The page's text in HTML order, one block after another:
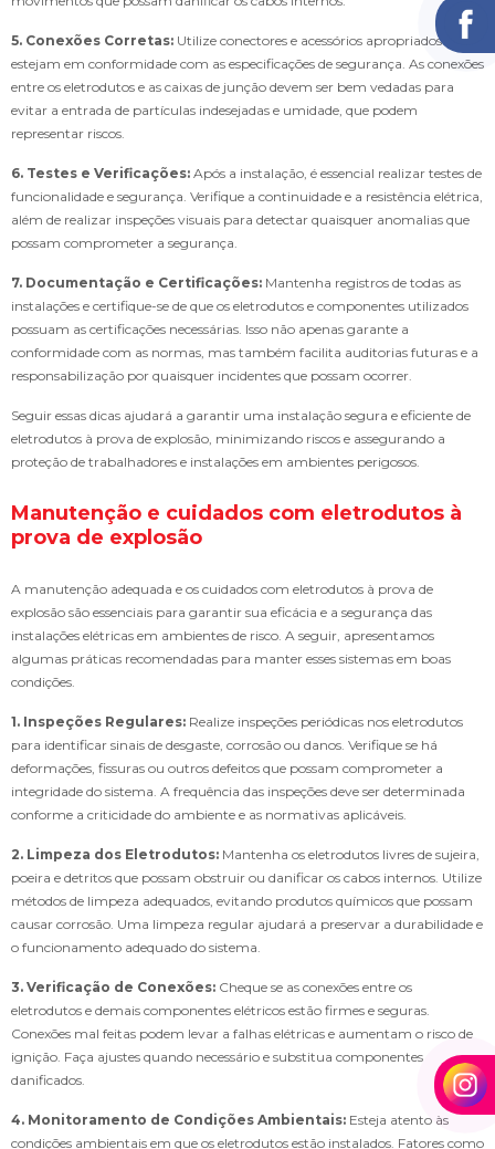
5. Conexões Corretas: Utilize conectores e acessórios apropriados que
estejam em conformidade com as especificações de segurança. As conexões
entre os eletrodutos e as caixas de junção devem ser bem vedadas para
evitar a entrada de partículas indesejadas e umidade, que podem
representar riscos.
6. Testes e Verificações: Após a instalação, é essencial realizar testes de
funcionalidade e segurança. Verifique a continuidade e a resistência elétrica,
além de realizar inspeções visuais para detectar quaisquer anomalias que
possam comprometer a segurança.
7. Documentação e Certificações: Mantenha registros de todas as
instalações e certifique-se de que os eletrodutos e componentes utilizados
possuam as certificações necessárias. Isso não apenas garante a
conformidade com as normas, mas também facilita auditorias futuras e a
responsabilização por quaisquer incidentes que possam ocorrer.
Seguir essas dicas ajudará a garantir uma instalação segura e eficiente de
eletrodutos à prova de explosão, minimizando riscos e assegurando a
proteção de trabalhadores e instalações em ambientes perigosos.
Manutenção e cuidados com eletrodutos à
prova de explosão
A manutenção adequada e os cuidados com eletrodutos à prova de
explosão são essenciais para garantir sua eficácia e a segurança das
instalações elétricas em ambientes de risco. A seguir, apresentamos
algumas práticas recomendadas para manter esses sistemas em boas
condições.
1. Inspeções Regulares: Realize inspeções periódicas nos eletrodutos
para identificar sinais de desgaste, corrosão ou danos. Verifique se há
deformações, fissuras ou outros defeitos que possam comprometer a
integridade do sistema. A frequência das inspeções deve ser determinada
conforme a criticidade do ambiente e as normativas aplicáveis.
2. Limpeza dos Eletrodutos: Mantenha os eletrodutos livres de sujeira,
poeira e detritos que possam obstruir ou danificar os cabos internos. Utilize
métodos de limpeza adequados, evitando produtos químicos que possam
causar corrosão. Uma limpeza regular ajudará a preservar a durabilidade e
o funcionamento adequado do sistema.
3. Verificação de Conexões: Cheque se as conexões entre os
eletrodutos e demais componentes elétricos estão firmes e seguras.
Conexões mal feitas podem levar a falhas elétricas e aumentam o risco de
ignição. Faça ajustes quando necessário e substitua componentes
danificados.
4. Monitoramento de Condições Ambientais: Esteja atento às
condições ambientais em que os eletrodutos estão instalados. Fatores como